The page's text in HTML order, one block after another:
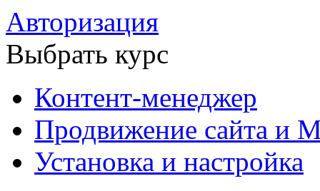
Авторизация
Выбрать курс
Контент-менеджер
Продвижение сайта и
Установка и настройка